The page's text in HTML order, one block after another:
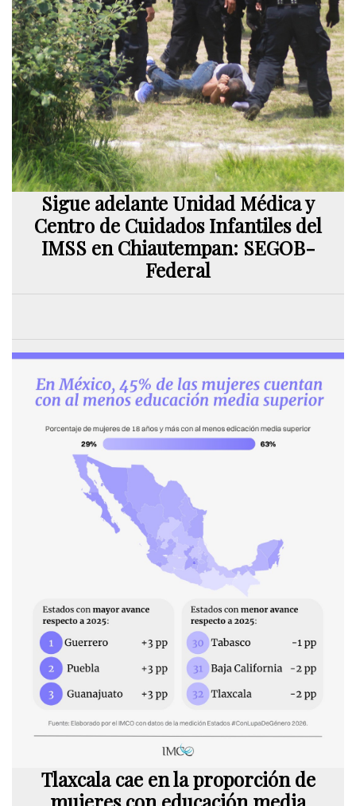
Sigue adelante Unidad Médica y
Centro de Cuidados Infantiles del
IMSS en Chiautempan: SEGOB-
Federal
Tlaxcala cae en la proporción de